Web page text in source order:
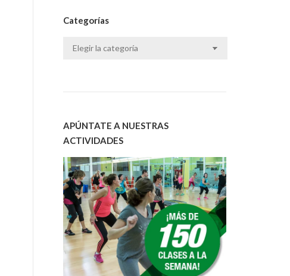
Categorías
Categorías
APÚNTATE A NUESTRAS
ACTIVIDADES